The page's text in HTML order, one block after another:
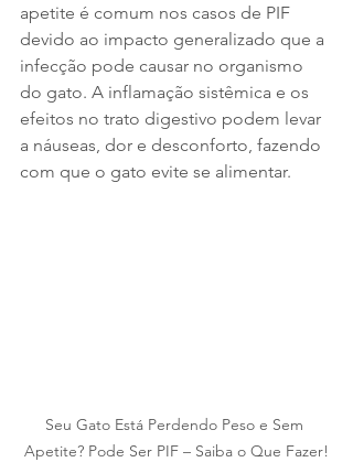
apetite é comum nos casos de PIF
devido ao impacto generalizado que a
infecção pode causar no organismo
do gato. A inflamação sistêmica e os
efeitos no trato digestivo podem levar
a náuseas, dor e desconforto, fazendo
com que o gato evite se alimentar.
Seu Gato Está Perdendo Peso e Sem
Apetite? Pode Ser PIF – Saiba o Que Fazer!